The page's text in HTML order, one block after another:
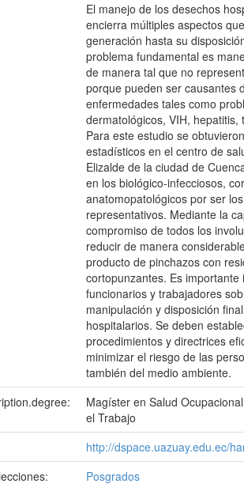
El manejo de los desechos
encierra múltiples aspectos
generación hasta su
problema fundamental es
de manera tal que no
porque pueden ser causantes
enfermedades tales como
dermatológicos, VIH, hepatitis,
Para este estudio se
estadísticos en el centro de
Elizalde de la ciudad de
en los biológico-infecciosos,
anatomopatológicos por ser
representativos. Mediante la
compromiso de todos los
reducir de manera
producto de pinchazos con
cortopunzantes. Es importante
funcionarios y trabajadores
manipulación y disposición
hospitalarios. Se deben
procedimientos y directrices
minimizar el riesgo de las
también del medio ambiente.
Magíster en Salud
el Trabajo
http://dspace.uazuay.edu.ec/
Posgrados